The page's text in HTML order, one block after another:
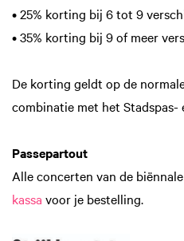
• 25% korting bij 6 tot 9
• 35% korting bij 9 of meer
De korting geldt op de
combinatie met het Stadspas-
Passepartout
Alle concerten van de
kassa voor je bestelling.